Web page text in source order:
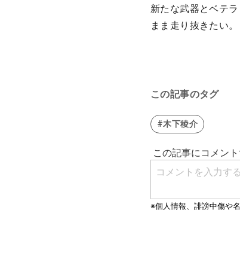
新たな武器とベテ
まま走り抜きたい。
この記事のタグ
#木下稜介